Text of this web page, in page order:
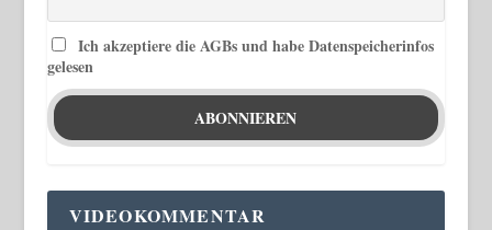
Ich akzeptiere die AGBs und habe Datenspeicherinfos
gelesen
VIDEOKOMMENTAR